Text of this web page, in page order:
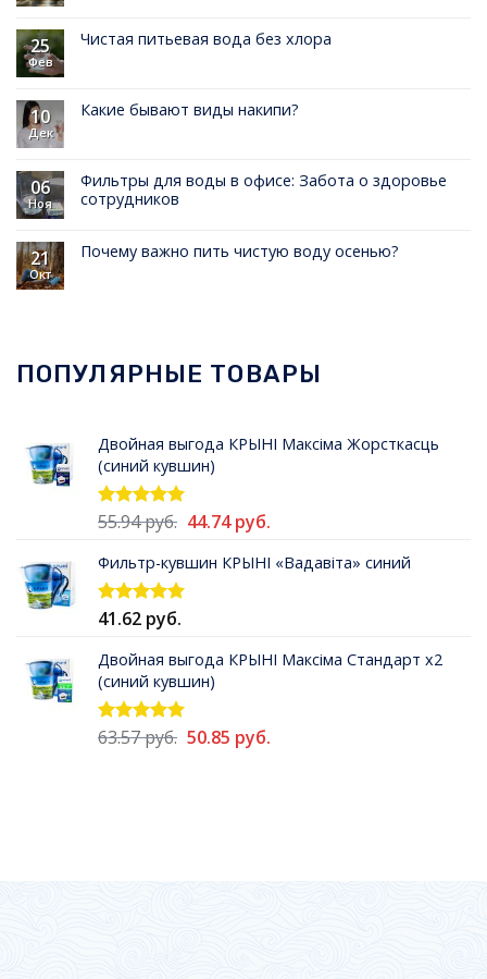
25
Фев
Чистая питьевая вода без хлора
10
Дек
Какие бывают виды накипи?
06
Ноя
Фильтры для воды в офисе: Забота о здоровье
сотрудников
21
Окт
Почему важно пить чистую воду осенью?
ПОПУЛЯРНЫЕ ТОВАРЫ
Двойная выгода КРЫНI Максiма Жорсткасць
(синий кувшин)
Оценка
из 5
55.94руб. Первоначальная
составляла
44.74руб.Текущая
44.74 руб..
Фильтр-кувшин КРЫНI «Вадавiта» синий
Оценка
из 5
41.62 руб.
Двойная выгода КРЫНI Максiма Стандарт х2
(синий кувшин)
Оценка
из 5
63.57руб. Первоначальная
50.85 руб.Текущая